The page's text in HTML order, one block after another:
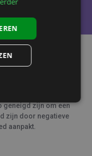
negatieve review
of negatief – kunnen je
geneigd zijn om een
zijn door negatieve
aanpakt.